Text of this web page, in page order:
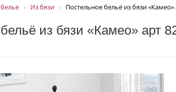
Из бязи Постельное бельё из бязи «Камео»
из бязи «Камео» арт